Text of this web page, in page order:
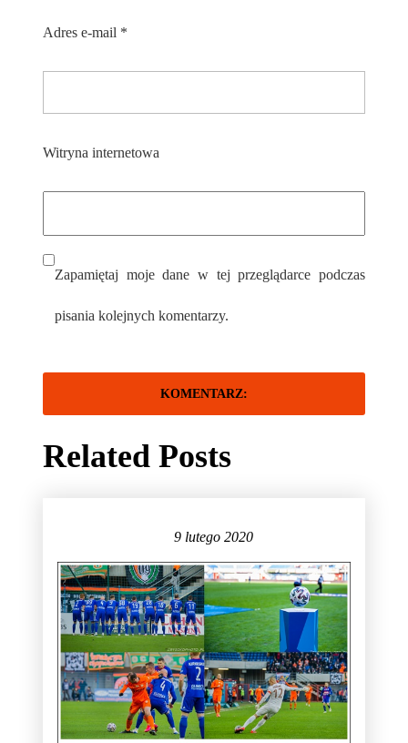
Adres e-mail *
Witryna internetowa
Zapamiętaj moje dane w tej przeglądarce podczas
pisania kolejnych komentarzy.
Related Posts
9 lutego 2020